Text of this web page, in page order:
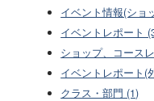
イベント情報(ショ
イベントレポート
ショップ、コース
イベントレポート(
クラス・部門 (1)